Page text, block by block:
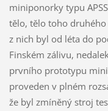
miniponorky typu
tělo, tělo toho
z nich byl od léta do
Finském zálivu,
prvního prototypu
proveden v plném
že byl zmíněný stroj